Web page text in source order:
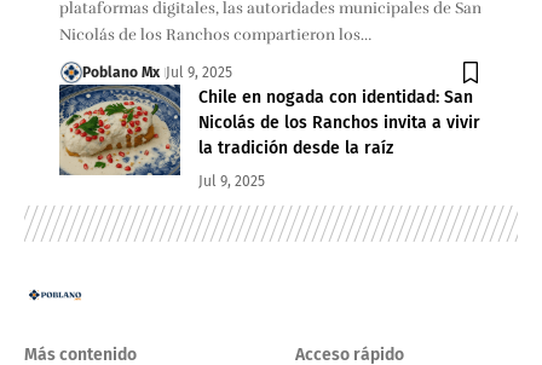
plataformas digitales, las autoridades municipales de San
Nicolás de los Ranchos compartieron los…
Poblano Mx Jul 9, 2025
Chile en nogada con identidad: San
Nicolás de los Ranchos invita a vivir
la tradición desde la raíz
Jul 9, 2025
Más contenido Acceso rápido